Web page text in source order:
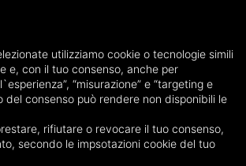
in Pesaro e Urbino
vedi tutti i 441 annunci di case in
e Urbino
utilizziamo cookie o tecnologie simili
e, con il tuo consenso, anche per
“misurazione” e “targeting e
del consenso può rendere non disponibili le
rifiutare o revocare il tuo consenso,
secondo le impsotazioni cookie del tuo